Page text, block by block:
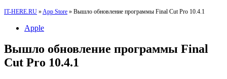
IT-HERE.RU » App Store » Вышло обновление программы Final Cut Pro 10.4.1
Apple
Вышло обновление программы Final
Cut Pro 10.4.1